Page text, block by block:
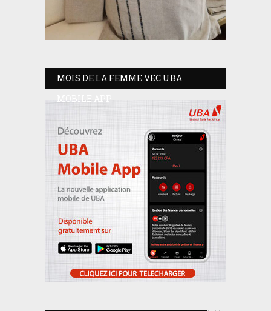
MOIS DE LA FEMME VEC UBA
MOBILE APP